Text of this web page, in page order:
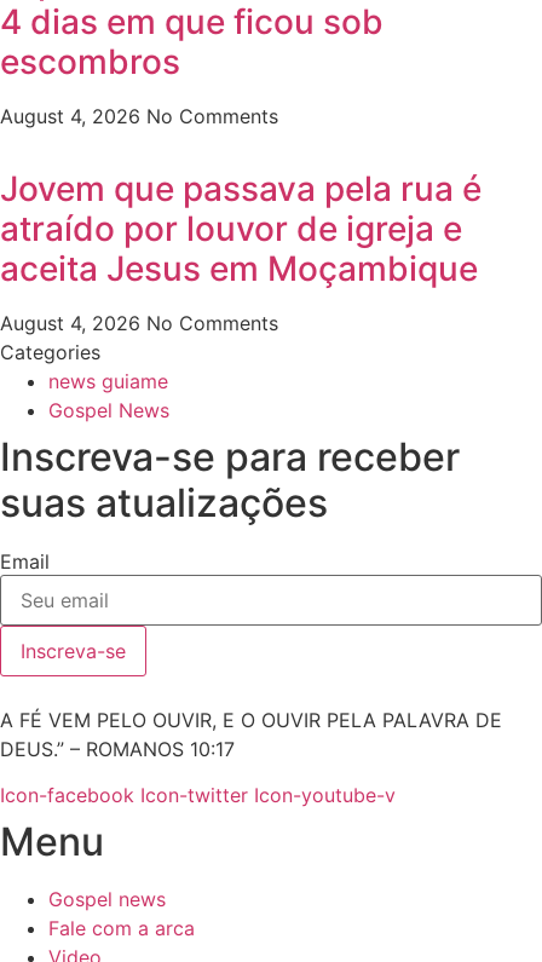
4 dias em que ficou sob
escombros
August 4, 2026 No Comments
Jovem que passava pela rua é
atraído por louvor de igreja e
aceita Jesus em Moçambique
August 4, 2026 No Comments
Categories
news guiame
Gospel News
Inscreva-se para receber
suas atualizações
Email
Inscreva-se
A FÉ VEM PELO OUVIR, E O OUVIR PELA PALAVRA DE
DEUS.” – ROMANOS 10:17
Icon-facebook Icon-twitter Icon-youtube-v
Menu
Gospel news
Fale com a arca
Video